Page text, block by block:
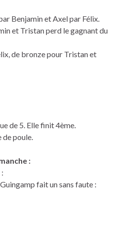
Benjamin et Axel par Félix.
et Tristan perd le gagnant du
de bronze pour Tristan et
de 5. Elle finit 4ème.
poule.
:
fait un sans faute :